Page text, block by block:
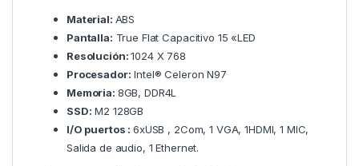
Material: ABS
Pantalla: True Flat Capacitivo 15 «LED
Resolución:1024 X 768
Procesador: Intel® Celeron N97
Memoria: 8GB, DDR4L
SSD: M2 128GB
I/O puertos :6xUSB , 2Com, 1 VGA, 1HDMI, 1 MIC,
Salida de audio, 1 Ethernet.